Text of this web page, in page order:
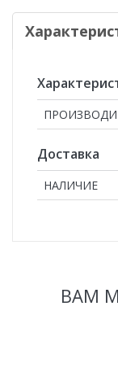
Доставка
НАЛИЧИЕ
ВАМ